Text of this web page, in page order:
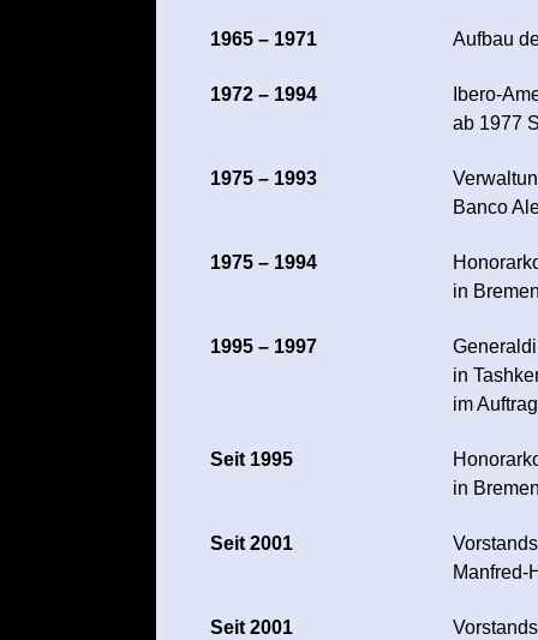
1965 – 1971 Aufbau
1972 – 1994
Ibero-
ab 1977
1975 – 1993
Banco
1975 – 1994
in
1995 – 1997
in
im
Seit 1995
in
Seit 2001
Manfred-
Seit 2001